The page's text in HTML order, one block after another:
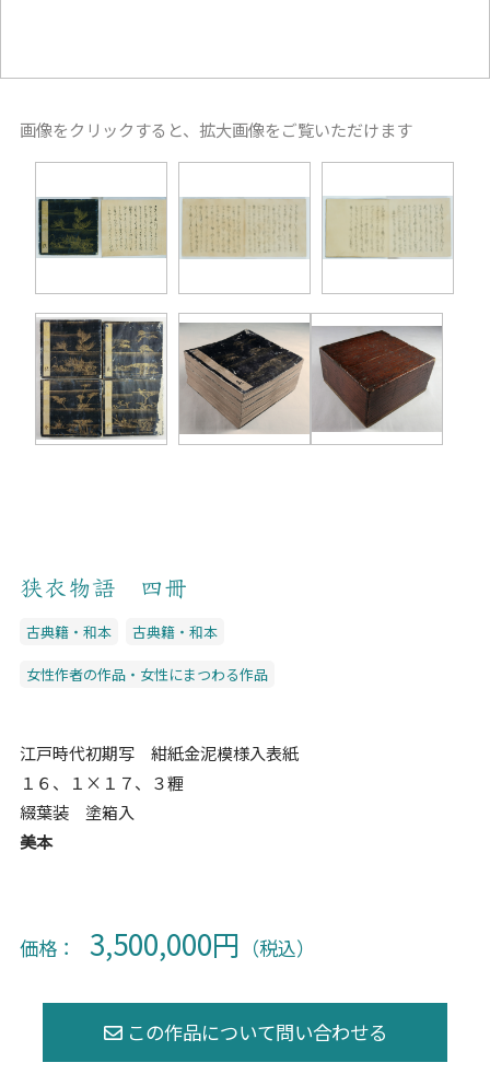
画像をクリックすると、拡大画像をご覧いただけます
狭衣物語 四冊
古典籍・和本 古典籍・和本
女性作者の作品・女性にまつわる作品
江戸時代初期写 紺紙金泥模様入表紙
１６、１×１７、３糎
綴葉装 塗箱入
美本
価格： 3,500,000円 （税込）